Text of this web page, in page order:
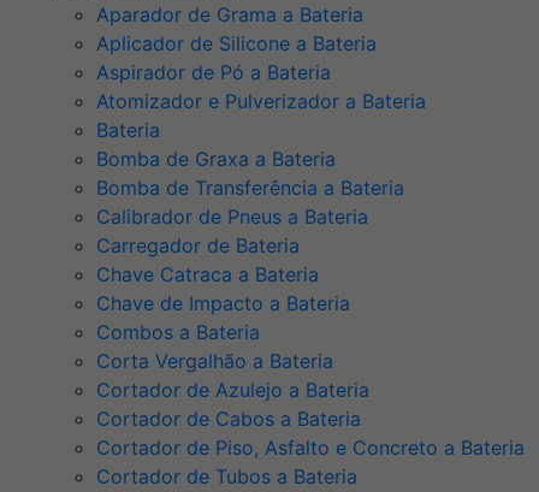
Aparador de Grama a Bateria
Aplicador de Silicone a Bateria
Aspirador de Pó a Bateria
Atomizador e Pulverizador a Bateria
Bateria
Bomba de Graxa a Bateria
Bomba de Transferência a Bateria
Calibrador de Pneus a Bateria
Carregador de Bateria
Chave Catraca a Bateria
Chave de Impacto a Bateria
Combos a Bateria
Corta Vergalhão a Bateria
Cortador de Azulejo a Bateria
Cortador de Cabos a Bateria
Cortador de Piso, Asfalto e Concreto a Bateria
Cortador de Tubos a Bateria